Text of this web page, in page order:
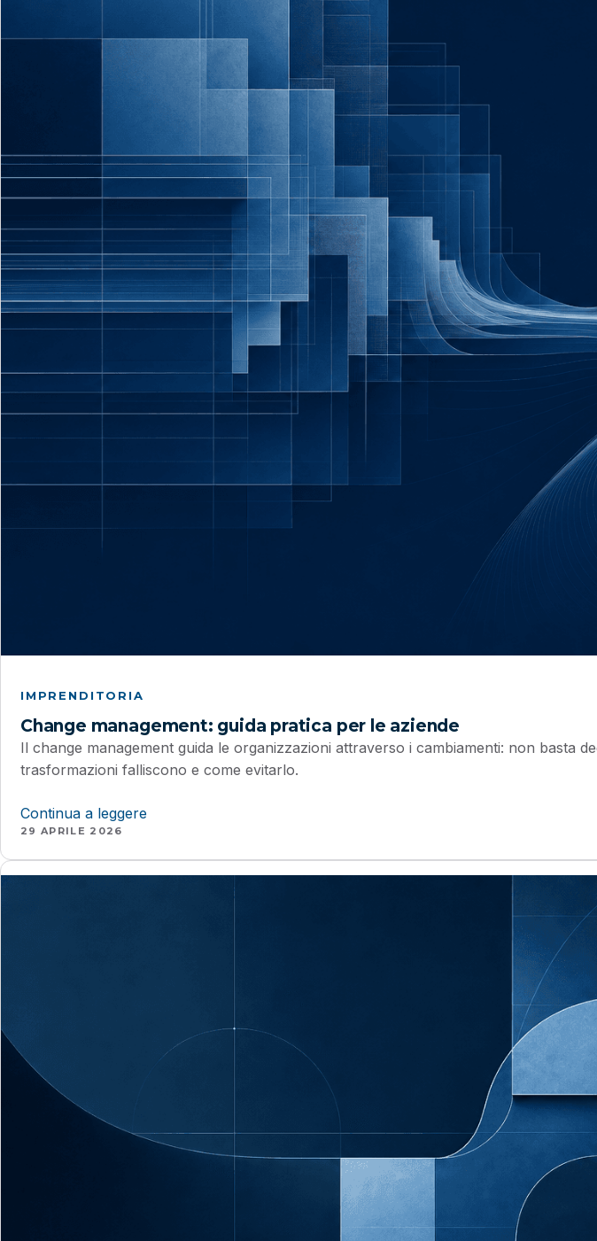
IMPRENDITORIA
Change management: guida pratica per le aziende
Il change management guida le organizzazioni attraverso i cambiamenti: non basta
trasformazioni falliscono e come evitarlo.
Continua a leggere
29 APRILE 2026